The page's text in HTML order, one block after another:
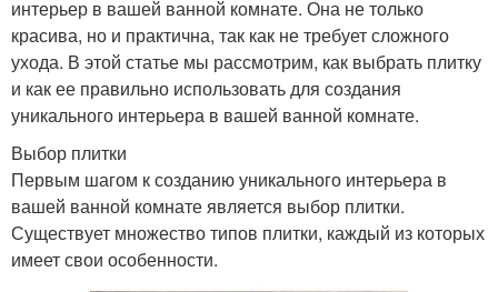
интерьер в вашей ванной комнате. Она не только
красива, но и практична, так как не требует сложного
ухода. В этой статье мы рассмотрим, как выбрать плитку
и как ее правильно использовать для создания
уникального интерьера в вашей ванной комнате.
Выбор плитки
Первым шагом к созданию уникального интерьера в
вашей ванной комнате является выбор плитки.
Существует множество типов плитки, каждый из которых
имеет свои особенности.